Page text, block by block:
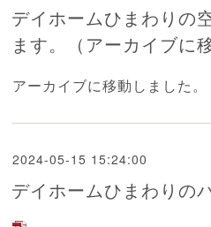
デイホームひまわりの
ます。（アーカイブに
アーカイブに移動しました。
2024-05-15 15:24:00
デイホームひまわりの